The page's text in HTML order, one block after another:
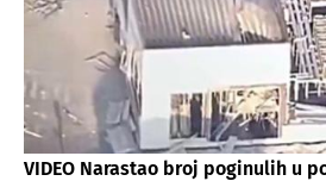
VIDEO Narastao broj poginulih u